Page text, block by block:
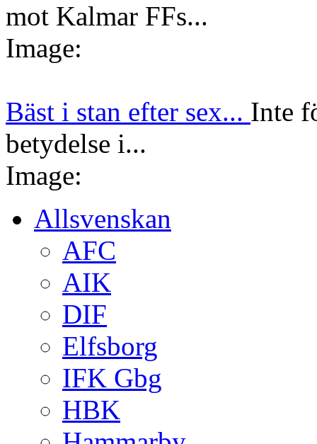
mot Kalmar FFs...
Image:
Bäst i stan efter sex... Inte
betydelse i...
Image:
Allsvenskan
AFC
AIK
DIF
Elfsborg
IFK Gbg
HBK